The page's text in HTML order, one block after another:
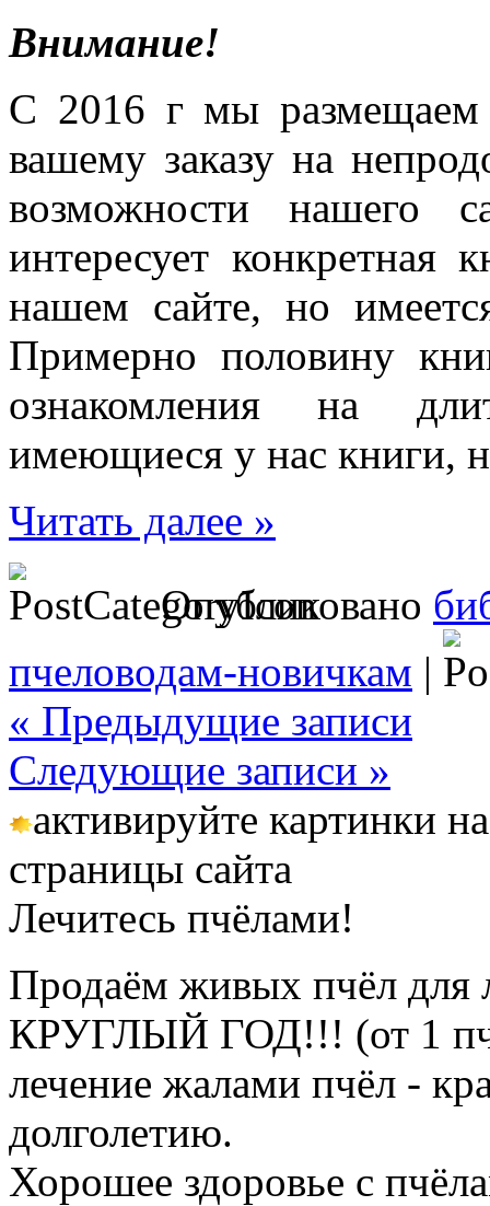
Внимание!
С 2016 г мы размещаем
вашему заказу на
возможности нашего
интересует конкретная
нашем сайте, но
Примерно половину
ознакомления на
имеющиеся у нас книги,
Читать далее »
Опубликовано
пчеловодам-новичкам |
« Предыдущие записи
Следующие записи »
активируйте картинки
страницы сайта
Лечитесь пчёлами!
Продаём живых пчёл для
КРУГЛЫЙ ГОД!!! (от 1
лечение жалами пчёл -
долголетию.
Хорошее здоровье с